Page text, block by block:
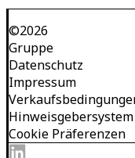
©2026
Gruppe
Datenschutz
Impressum
Hinweisgebersystem
Cookie Präferenzen